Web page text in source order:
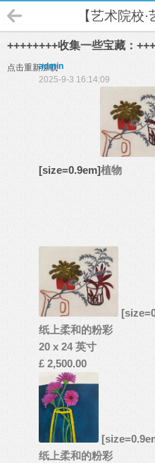
【艺术院校·
++++++++收集一些宝藏：
点击重新加载
admin
2025-9-3 16:14:09
[size=0.9em]植物
纸上柔和的粉彩
20 x 24 英寸
£ 2,500.00
纸上柔和的粉彩